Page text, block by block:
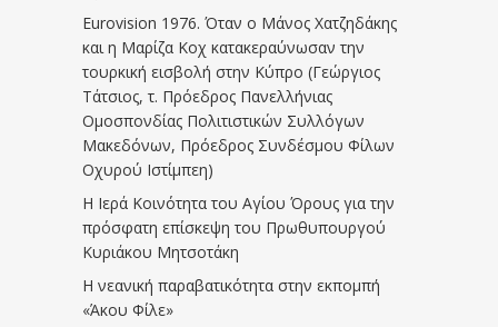
Eurovision 1976. Όταν ο Μάνος Χατζηδάκης
και η Μαρίζα Κοχ κατακεραύνωσαν την
τουρκική εισβολή στην Κύπρο (Γεώργιος
Τάτσιος, τ. Πρόεδρος Πανελλήνιας
Ομοσπονδίας Πολιτιστικών Συλλόγων
Μακεδόνων, Πρόεδρος Συνδέσμου Φίλων
Οχυρού Ιστίμπεη)
Η Ιερά Κοινότητα του Αγίου Όρους για την
πρόσφατη επίσκεψη του Πρωθυπουργού
Κυριάκου Μητσοτάκη
Η νεανική παραβατικότητα στην εκπομπή
«Άκου Φίλε»